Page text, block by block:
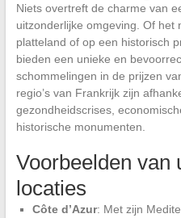
Niets overtreft de charme van
uitzonderlijke omgeving. Of het
platteland of op een historisch
bieden een unieke en
schommelingen in de prijzen
regio’s van Frankrijk zijn
gezondheidscrises,
historische monumenten.
Voorbeelden van
locaties
Côte d’Azur: Met zijn